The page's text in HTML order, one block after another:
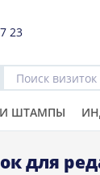
23
И ШТАМПЫ
для